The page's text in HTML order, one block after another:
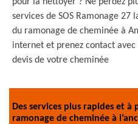
services de SOS Ramonage
du ramonage de cheminée à
internet et prenez contact
devis de votre cheminée
Des services plus rapides et
ramonage de cheminée à